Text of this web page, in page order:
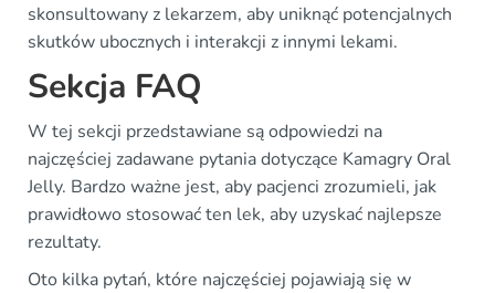
skonsultowany z lekarzem, aby uniknąć potencjalnych
skutków ubocznych i interakcji z innymi lekami.
Sekcja FAQ
W tej sekcji przedstawiane są odpowiedzi na
najczęściej zadawane pytania dotyczące Kamagry Oral
Jelly. Bardzo ważne jest, aby pacjenci zrozumieli, jak
prawidłowo stosować ten lek, aby uzyskać najlepsze
rezultaty.
Oto kilka pytań, które najczęściej pojawiają się w